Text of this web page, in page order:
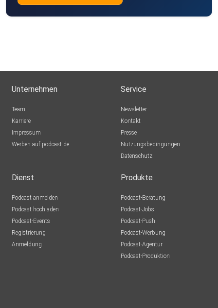
Unternehmen
Team
Karriere
Impressum
Werben auf podcast.de
Service
Newsletter
Kontakt
Presse
Nutzungsbedingungen
Datenschutz
Dienst
Podcast anmelden
Podcast hochladen
Podcast-Events
Registrierung
Anmeldung
Produkte
Podcast-Beratung
Podcast-Jobs
Podcast-Push
Podcast-Werbung
Podcast-Agentur
Podcast-Produktion